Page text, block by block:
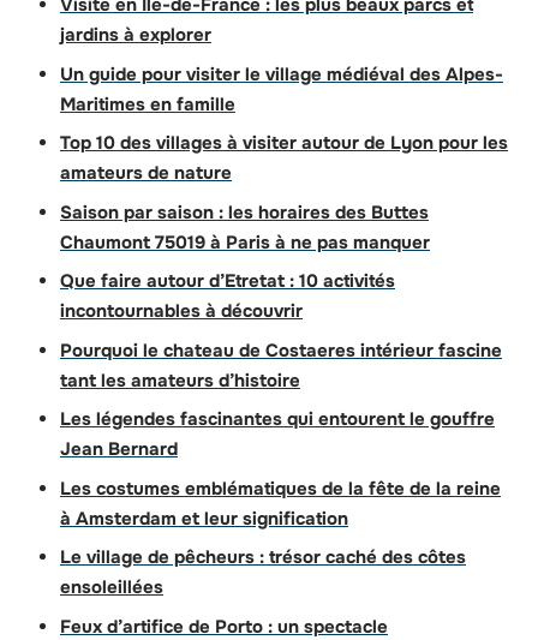
Visite en Île-de-France : les plus beaux parcs et
jardins à explorer
Un guide pour visiter le village médiéval des Alpes-
Maritimes en famille
Top 10 des villages à visiter autour de Lyon pour les
amateurs de nature
Saison par saison : les horaires des Buttes
Chaumont 75019 à Paris à ne pas manquer
Que faire autour d’Etretat : 10 activités
incontournables à découvrir
Pourquoi le chateau de Costaeres intérieur fascine
tant les amateurs d’histoire
Les légendes fascinantes qui entourent le gouffre
Jean Bernard
Les costumes emblématiques de la fête de la reine
à Amsterdam et leur signification
Le village de pêcheurs : trésor caché des côtes
ensoleillées
Feux d’artifice de Porto : un spectacle